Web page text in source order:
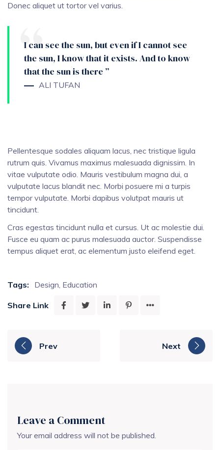
Donec aliquet ut tortor vel varius.
I can see the sun, but even if I cannot see
the sun, I know that it exists. And to know
that the sun is there ”
ALI TUFAN
Pellentesque sodales aliquam lacus, nec tristique ligula
rutrum quis. Vivamus maximus malesuada dignissim. In
vitae vulputate odio. Mauris vestibulum magna dui, a
vulputate lacus blandit nec. Morbi posuere mi a turpis
tempor vulputate. Morbi dapibus volutpat mauris ut
tincidunt.
Cras egestas tincidunt nulla et cursus. Ut ac molestie dui.
Fusce eu quam ac purus malesuada auctor. Suspendisse
tempus aliquet erat, ac elementum justo eleifend eget.
Tags: Design, Education
Share Link
Prev Next
Leave a Comment
Your email address will not be published.